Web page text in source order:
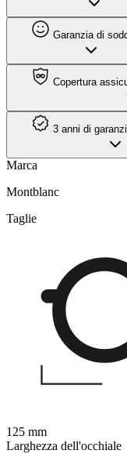
Garanzia di
Copertura
3 anni di
Marca
Montblanc
Taglie
125 mm
Larghezza dell'occhiale